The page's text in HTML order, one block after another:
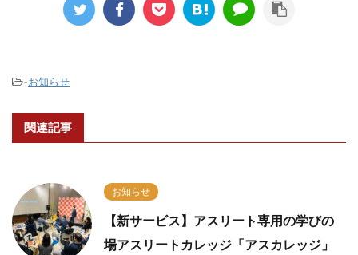
-お知らせ
関連記事
お知らせ
【新サービス】アスリート専用の学びの
場アスリートカレッジ「アスカレッジ」